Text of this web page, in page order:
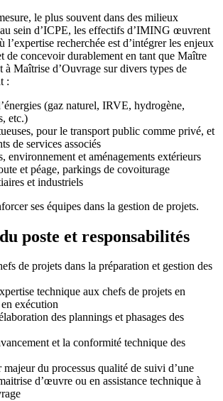
le plus souvent dans des milieux
sein d’ICPE, les effectifs d’IMING œuvrent
l’expertise recherchée est d’intégrer les enjeux
de concevoir durablement en tant que Maître
à Maîtrise d’Ouvrage sur divers types de
:
(gaz naturel, IRVE, hydrogène,
etc.)
pour le transport public comme privé, et
de services associés
environnement et aménagements extérieurs
et péage, parkings de covoiturage
et industriels
ses équipes dans la gestion de projets.
poste et responsabilités
de projets dans la préparation et gestion des
technique aux chefs de projets en
exécution
des plannings et phasages des
et la conformité technique des
majeur du processus qualité de suivi d’une
d’œuvre ou en assistance technique à